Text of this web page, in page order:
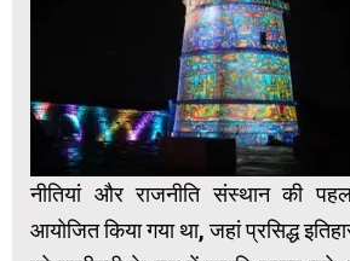
नीतियां और राजनीति संस्थान की पहल,
आयोजित किया गया था, जहां प्रसिद्ध